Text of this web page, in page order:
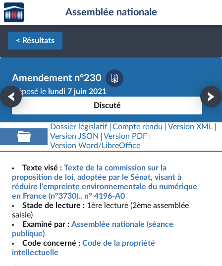
Aller au contenu
Aller en bas de la page
Accèder
à la
page
d'accueil
Assemblée nationale
< Résultats
Amendement n°230
Déposé le lundi 7 juin 2021
Discuté
Dossier législatif Compte rendu
Version XML
Version JSON
Version PDF
Version Word/LibreOffice
Texte visé : Texte de la commission sur la
proposition de loi, adoptée par le Sénat, visant à
réduire l'empreinte environnementale du numérique
en France (n°3730)., n° 4196-A0
Stade de lecture : 1ère lecture (2ème assemblée
saisie)
Examiné par : Assemblée nationale (séance
publique)
Code concerné : Code de la propriété
intellectuelle